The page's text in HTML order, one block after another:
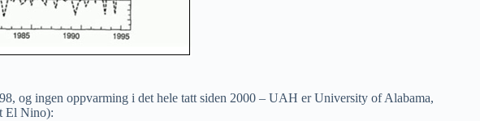
og ingen oppvarming i det hele tatt siden 2000 – UAH er University of Alabama,
El Nino):